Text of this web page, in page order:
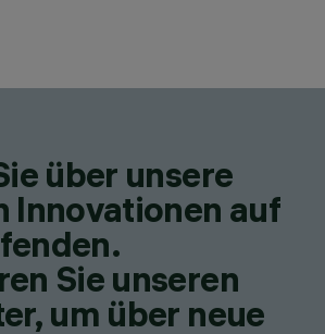
über unsere
Innovationen auf
Sie unseren
um über neue